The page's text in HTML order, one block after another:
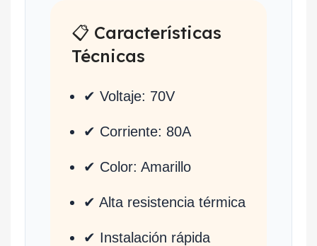
📋 Características
Técnicas
✔ Voltaje: 70V
✔ Corriente: 80A
✔ Color: Amarillo
✔ Alta resistencia térmica
✔ Instalación rápida